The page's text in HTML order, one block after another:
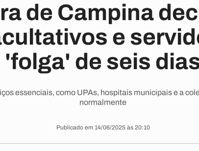
de Campina
e
'folga' de seis
essenciais, como UPAs, hospitais municipais e a
normalmente
Publicado em 14/06/2025 às 20:10